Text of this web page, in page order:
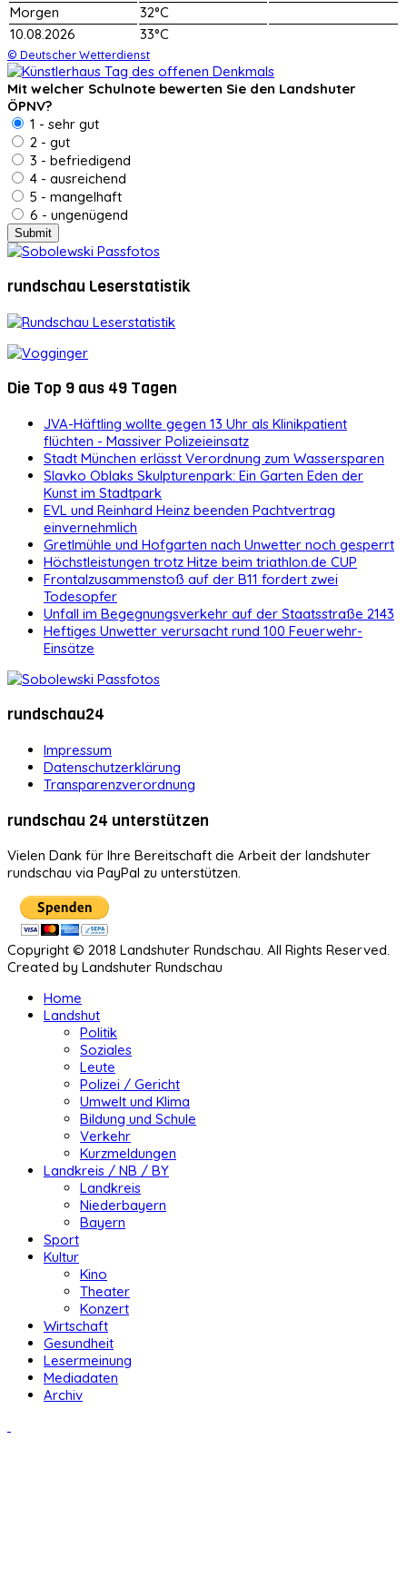
Morgen
32°C
10.08.2026
33°C
© Deutscher Wetterdienst
Mit welcher Schulnote bewerten Sie den Landshuter
ÖPNV?
1 - sehr gut
2 - gut
3 - befriedigend
4 - ausreichend
5 - mangelhaft
6 - ungenügend
rundschau Leserstatistik
Die Top 9 aus 49 Tagen
JVA-Häftling wollte gegen 13 Uhr als Klinikpatient
flüchten - Massiver Polizeieinsatz
Stadt München erlässt Verordnung zum Wassersparen
Slavko Oblaks Skulpturenpark: Ein Garten Eden der
Kunst im Stadtpark
EVL und Reinhard Heinz beenden Pachtvertrag
einvernehmlich
Gretlmühle und Hofgarten nach Unwetter noch gesperrt
Höchstleistungen trotz Hitze beim triathlon.de CUP
Frontalzusammenstoß auf der B11 fordert zwei
Todesopfer
Unfall im Begegnungsverkehr auf der Staatsstraße 2143
Heftiges Unwetter verursacht rund 100 Feuerwehr-
Einsätze
rundschau24
Impressum
Datenschutzerklärung
Transparenzverordnung
rundschau 24 unterstützen
Vielen Dank für Ihre Bereitschaft die Arbeit der landshuter
rundschau via PayPal zu unterstützen.
Copyright © 2018 Landshuter Rundschau. All Rights Reserved.
Created by Landshuter Rundschau
Home
Landshut
Politik
Soziales
Leute
Polizei / Gericht
Umwelt und Klima
Bildung und Schule
Verkehr
Kurzmeldungen
Landkreis / NB / BY
Landkreis
Niederbayern
Bayern
Sport
Kultur
Kino
Theater
Konzert
Wirtschaft
Gesundheit
Lesermeinung
Mediadaten
Archiv